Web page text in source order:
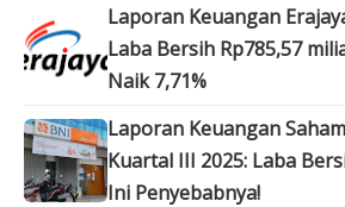
Laporan Keuangan
Laba Bersih Rp785,57
Naik 7,71%
Laporan Keuangan
Kuartal III 2025: Laba
Ini Penyebabnya!